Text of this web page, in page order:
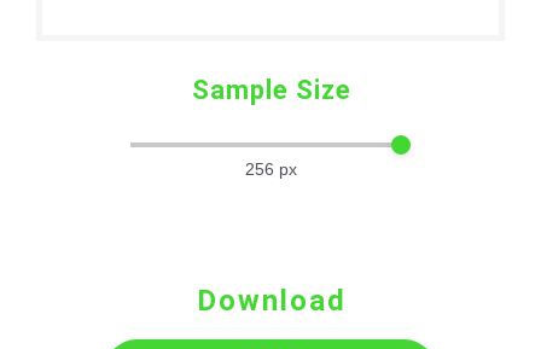
Sample Size
256 px
Download